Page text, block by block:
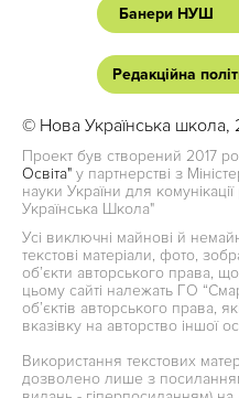
Банери НУШ
Редакційна
© Нова Українська школа,
Проект був створений 2017
Освіта" у партнерстві з
науки України для
Українська Школа"
Усі виключні майнові й
текстові матеріали, фото,
об’єкти авторського права,
цьому сайті належать ГО
об’єктів авторського права,
вказівку на авторство іншої
Використання текстових
дозволено лише з